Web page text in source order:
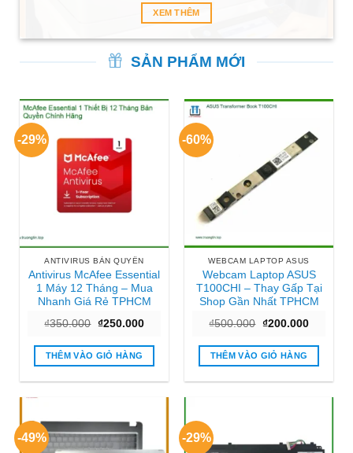
XEM THÊM
SẢN PHẨM MỚI
-29%
ANTIVIRUS BẢN QUYỀN
Antivirus McAfee Essential
1 Máy 12 Tháng – Mua
Nhanh Giá Rẻ TPHCM
₫350.000 Giá
là:
₫350.000.
₫250.000Giá
tại
₫250.000.
THÊM VÀO GIỎ HÀNG
-60%
WEBCAM LAPTOP ASUS
Webcam Laptop ASUS
T100CHI – Thay Gấp Tại
Shop Gần Nhất TPHCM
₫500.000 Giá
là:
₫500.000.
₫200.000Giá
tại
THÊM VÀO GIỎ HÀNG
-49% -29%